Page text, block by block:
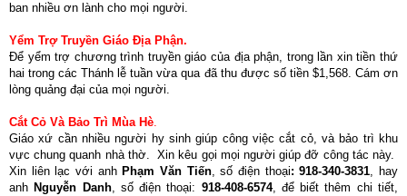
ban nhiều ơn lành cho mọi người.
Yểm Trợ Truyền Giáo Địa Phận.
Để yểm trợ chương trình truyền giáo của địa phận, trong lần xin tiền thứ
hai trong các Thánh lễ tuần vừa qua đã thu được số tiền $1,568. Cám ơn
lòng quảng đại của mọi người.
Cắt Cỏ Và Bảo Trì Mùa Hè.
Giáo xứ cần nhiều người hy sinh giúp công việc cắt cỏ, và bảo trì khu
vực chung quanh nhà thờ. Xin kêu gọi mọi người giúp đỡ công tác này.
Xin liên lạc với anh Phạm Văn Tiến, số điện thoại: 918-340-3831, hay
anh Nguyễn Danh, số điện thoại: 918-408-6574, để biết thêm chi tiết,